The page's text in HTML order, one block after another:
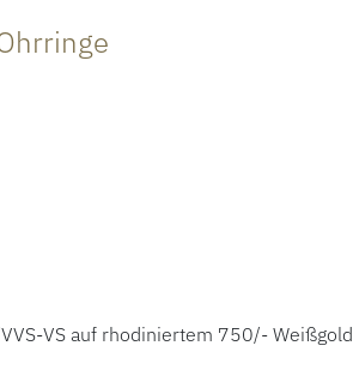
VS auf rhodiniertem 750/- Weißgold